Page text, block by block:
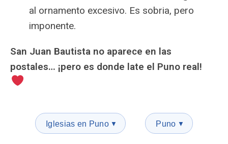
al ornamento excesivo. Es sobria, pero
imponente.
San Juan Bautista no aparece en las
postales… ¡pero es donde late el Puno real!
Iglesias en Puno ▼ Puno ▼